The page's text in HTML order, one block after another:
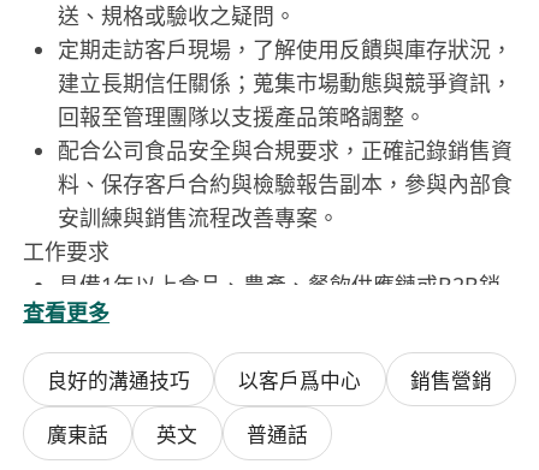
送、規格或驗收之疑問。
定期走訪客戶現場，了解使用反饋與庫存狀況，
建立長期信任關係；蒐集市場動態與競爭資訊，
回報至管理團隊以支援產品策略調整。
配合公司食品安全與合規要求，正確記錄銷售資
料、保存客戶合約與檢驗報告副本，參與內部食
安訓練與銷售流程改善專案。
工作要求
具備1年以上食品、農產、餐飲供應鏈或B2B銷
售相關經驗，熟悉食材特性、儲運條件及行業法
規者尤佳。
具備良好溝通表達能力與服務意識，能清晰說明
產品優勢，並有效處理客戶異議與投訴。
具基本數位工具操作能力，能熟練使用Excel進
查看更多
良好的溝通技巧 以客戶爲中心
銷售營銷
廣東話
英文 普通話